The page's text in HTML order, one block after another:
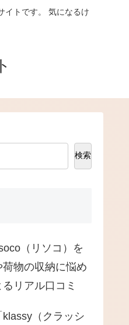
イトです。 気になるけ
検索
（リソコ）を
物の収納に悩め
リアル口コミ
klassy（クラッシ